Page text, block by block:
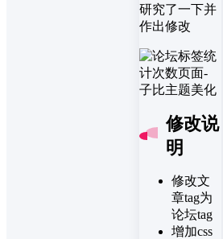
研究了一下并
作出修改
修改说
明
修改文
章tag为
论坛tag
增加css